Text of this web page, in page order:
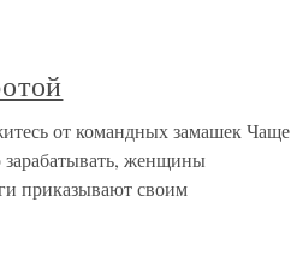
от командных замашек Чаще
зарабатывать, женщины
приказывают своим